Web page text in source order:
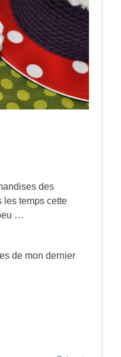
des
les temps cette
…
de mon dernier